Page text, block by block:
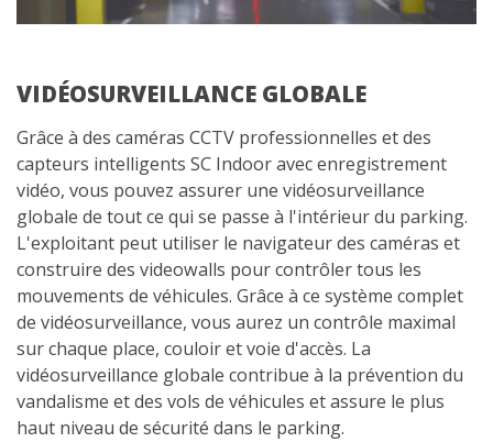
VIDÉOSURVEILLANCE GLOBALE
Grâce à des caméras CCTV professionnelles et des
capteurs intelligents SC Indoor avec enregistrement
vidéo, vous pouvez assurer une vidéosurveillance
globale de tout ce qui se passe à l'intérieur du parking.
L'exploitant peut utiliser le navigateur des caméras et
construire des videowalls pour contrôler tous les
mouvements de véhicules. Grâce à ce système complet
de vidéosurveillance, vous aurez un contrôle maximal
sur chaque place, couloir et voie d'accès. La
vidéosurveillance globale contribue à la prévention du
vandalisme et des vols de véhicules et assure le plus
haut niveau de sécurité dans le parking.